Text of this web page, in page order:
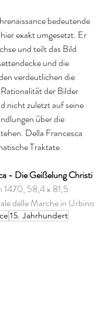
bedeutende
exakt umgesetzt. Er
und teilt das Bild
und die
verdeutlichen die
der Bilder
nicht zuletzt auf seine
über die
Della Francesca
Traktate.
- Die Geißelung Christi
1470, 58,4 x 81,5
delle Marche in Urbino
15. Jahrhundert